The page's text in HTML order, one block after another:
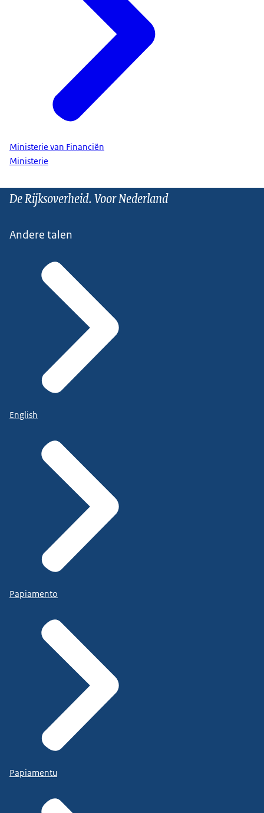
Ministerie van Financiën
Ministerie
De Rijksoverheid. Voor Nederland
Andere talen
English
Papiamento
Papiamentu